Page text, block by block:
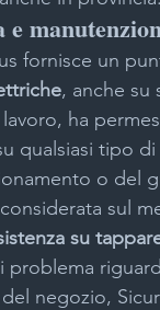
e
fornisce un
, anche su
lavoro, ha
qualsiasi tipo
o del
sul
su
problema
del negozio,